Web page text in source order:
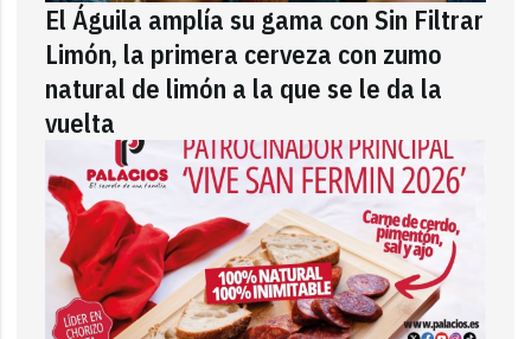
El Águila amplía su gama con Sin Filtrar
Limón, la primera cerveza con zumo
natural de limón a la que se le da la
vuelta